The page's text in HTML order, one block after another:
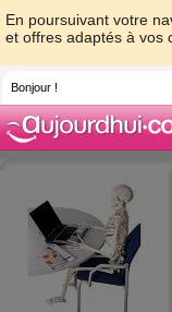
En poursuivant votre
et offres adaptés à vos
Bonjour !